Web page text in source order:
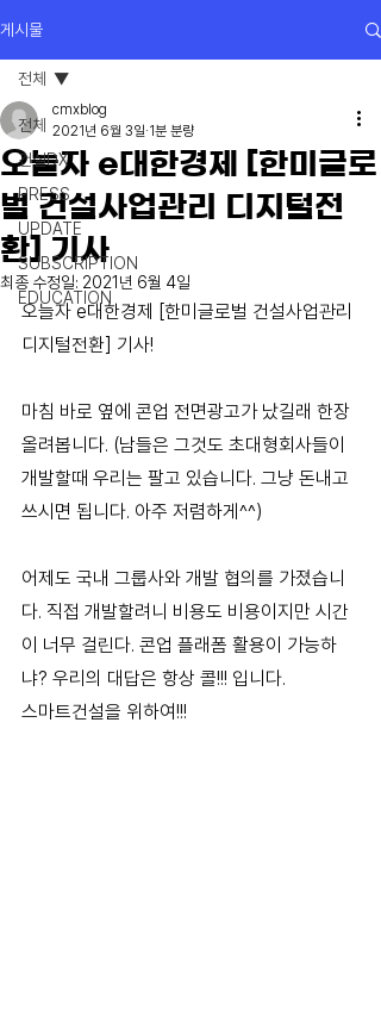
게시물
전체
건설DX
PRESS
UPDATE
SUBSCRIPTION
EDUCATION
전체
오늘자 e대한경제 [한미글로
벌 건설사업관리 디지털전
환] 기사
cmxblog
2021년 6월 3일 1분 분량
최종 수정일: 2021년 6월 4일
오늘자 e대한경제 [한미글로벌 건설사업관리
디지털전환] 기사!
마침 바로 옆에 콘업 전면광고가 났길래 한장
올려봅니다. (남들은 그것도 초대형회사들이
개발할때 우리는 팔고 있습니다. 그냥 돈내고
쓰시면 됩니다. 아주 저렴하게^^)
어제도 국내 그룹사와 개발 협의를 가졌습니
다. 직접 개발할려니 비용도 비용이지만 시간
이 너무 걸린다. 콘업 플래폼 활용이 가능하
냐? 우리의 대답은 항상 콜!!! 입니다.
스마트건설을 위하여!!!